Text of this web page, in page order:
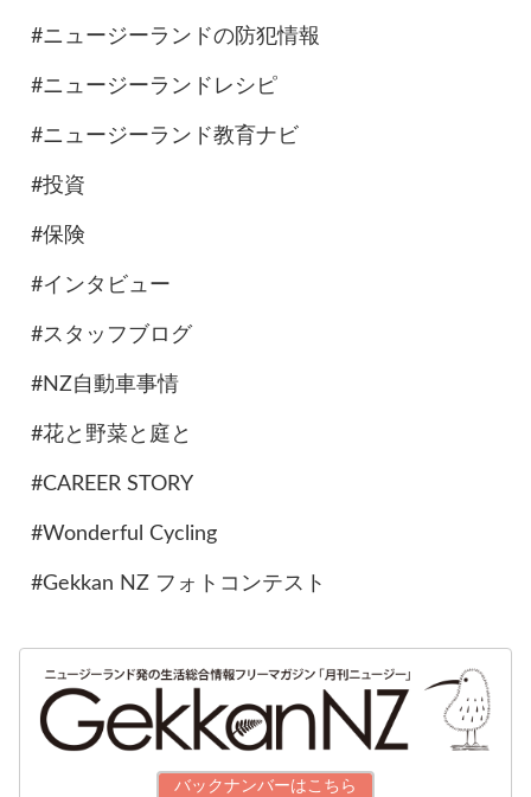
#ニュージーランドの防犯情報
#ニュージーランドレシピ
#ニュージーランド教育ナビ
#投資
#保険
#インタビュー
#スタッフブログ
#NZ自動車事情
#花と野菜と庭と
#CAREER STORY
#Wonderful Cycling
#Gekkan NZ フォトコンテスト
バックナンバーはこちら